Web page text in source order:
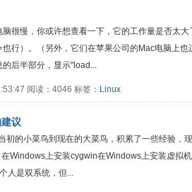
很慢，你或许想查看一下，它的工作量是否太
行）。（另外，它们在苹果公司的Mac电脑上
后半部分，显示"load...
阅读：4046 标签： Linux
议
初的小菜鸟到现在的大菜鸟，积累了一些经验，
Windows上安装cygwin在Windows上安装虚拟
人是双系统，但...